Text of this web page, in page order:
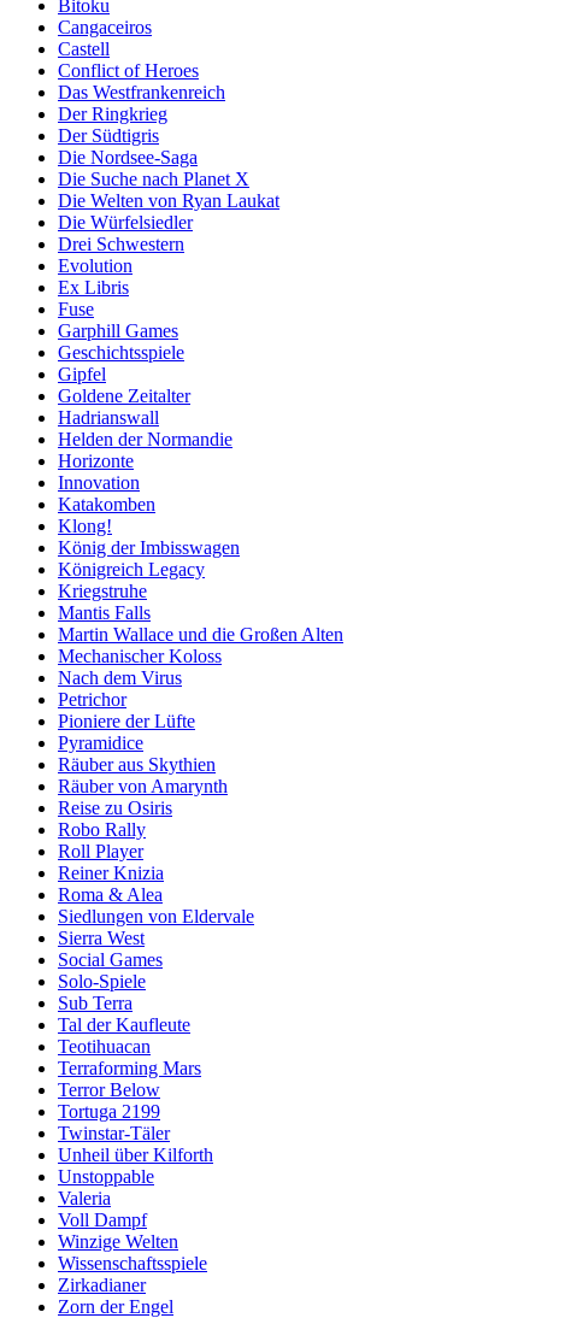
Bitoku
Cangaceiros
Castell
Conflict of Heroes
Das Westfrankenreich
Der Ringkrieg
Der Südtigris
Die Nordsee-Saga
Die Suche nach Planet X
Die Welten von Ryan Laukat
Die Würfelsiedler
Drei Schwestern
Evolution
Ex Libris
Fuse
Garphill Games
Geschichtsspiele
Gipfel
Goldene Zeitalter
Hadrianswall
Helden der Normandie
Horizonte
Innovation
Katakomben
Klong!
König der Imbisswagen
Königreich Legacy
Kriegstruhe
Mantis Falls
Martin Wallace und die Großen Alten
Mechanischer Koloss
Nach dem Virus
Petrichor
Pioniere der Lüfte
Pyramidice
Räuber aus Skythien
Räuber von Amarynth
Reise zu Osiris
Robo Rally
Roll Player
Reiner Knizia
Roma & Alea
Siedlungen von Eldervale
Sierra West
Social Games
Solo-Spiele
Sub Terra
Tal der Kaufleute
Teotihuacan
Terraforming Mars
Terror Below
Tortuga 2199
Twinstar-Täler
Unheil über Kilforth
Unstoppable
Valeria
Voll Dampf
Winzige Welten
Wissenschaftsspiele
Zirkadianer
Zorn der Engel